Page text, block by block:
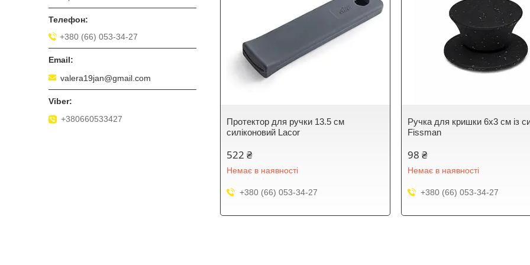
Протектор для ручки 13.5 см
силіконовий Lacor
522 ₴
Немає в наявності
+380 (66) 053-34-27
Ручка для кришки 6х3 см із
Fissman
98 ₴
Немає в наявності
+380 (66) 053-34-27
+380 (66) 053-34-27
valera19jan@gmail.com
+380660533427